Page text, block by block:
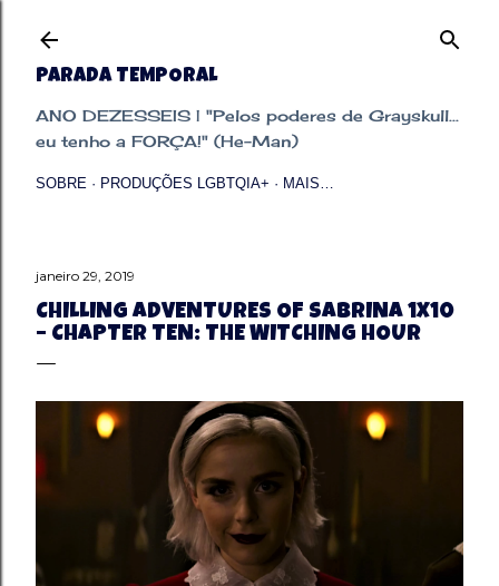
PARADA TEMPORAL
ANO DEZESSEIS | "Pelos poderes de Grayskull...
eu tenho a FORÇA!" (He-Man)
SOBRE PRODUÇÕES LGBTQIA+ MAIS…
janeiro 29, 2019
CHILLING ADVENTURES OF SABRINA 1X10
– CHAPTER TEN: THE WITCHING HOUR